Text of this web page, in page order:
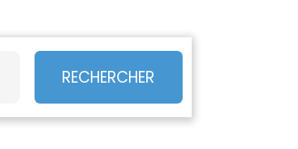
RECHERCHER